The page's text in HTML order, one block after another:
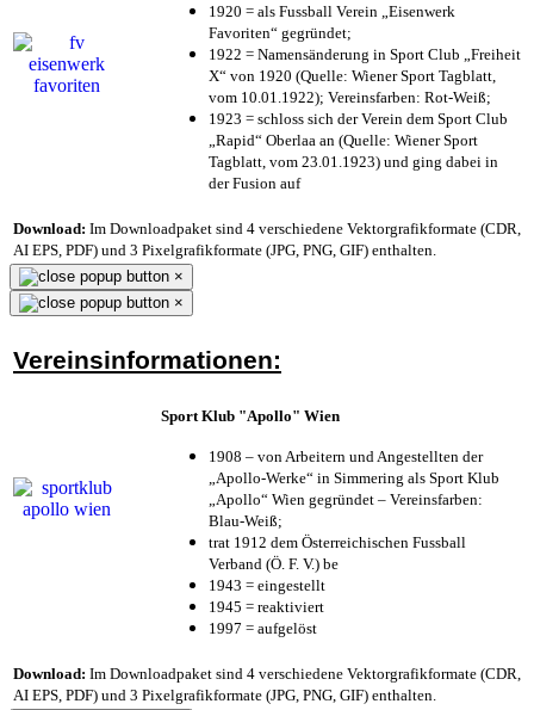
1920 = als Fussball Verein „Eisenwerk
Favoriten“ gegründet;
1922 = Namensänderung in Sport Club „Freiheit
X“ von 1920 (Quelle: Wiener Sport Tagblatt,
vom 10.01.1922); Vereinsfarben: Rot-Weiß;
1923 = schloss sich der Verein dem Sport Club
„Rapid“ Oberlaa an (Quelle: Wiener Sport
Tagblatt, vom 23.01.1923) und ging dabei in
der Fusion auf
Download: Im Downloadpaket sind 4 verschiedene Vektorgrafikformate (CDR,
AI EPS, PDF) und 3 Pixelgrafikformate (JPG, PNG, GIF) enthalten.
×
×
Vereinsinformationen:
Sport Klub "Apollo" Wien
1908 – von Arbeitern und Angestellten der
„Apollo-Werke“ in Simmering als Sport Klub
„Apollo“ Wien gegründet – Vereinsfarben:
Blau-Weiß;
trat 1912 dem Österreichischen Fussball
Verband (Ö. F. V.) be
1943 = eingestellt
1945 = reaktiviert
1997 = aufgelöst
Download: Im Downloadpaket sind 4 verschiedene Vektorgrafikformate (CDR,
AI EPS, PDF) und 3 Pixelgrafikformate (JPG, PNG, GIF) enthalten.